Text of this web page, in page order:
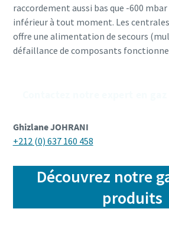
raccordement aussi bas que -600
inférieur à tout moment. Les
offre une alimentation de secours
défaillance de composants
Ghizlane JOHRANI
+212 (0) 637 160 458
Découvrez notre
produits